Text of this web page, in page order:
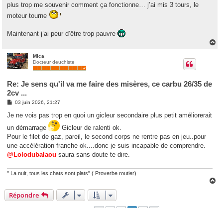
plus trop me souvenir comment ça fonctionne… j’ai mis 3 tours, le
moteur tourne
Maintenant j’ai peur d’être trop pauvre
Mica
Docteur deuchiste
Re: Je sens qu'il va me faire des misères, ce carbu 26/35 de
2cv ...
M
s
a
e
03 juin 2026, 21:27
Je ne vois pas trop en quoi un gicleur secondaire plus petit améliorerait
un démarrage
Gicleur de ralenti ok.
Pour le filet de gaz, pareil, le second corps ne rentre pas en jeu..pour
une accélération franche ok....donc je suis incapable de comprendre.
@Lolodubalaou saura sans doute te dire.
" La nuit, tous les chats sont plats" ( Proverbe routier)
Répondre